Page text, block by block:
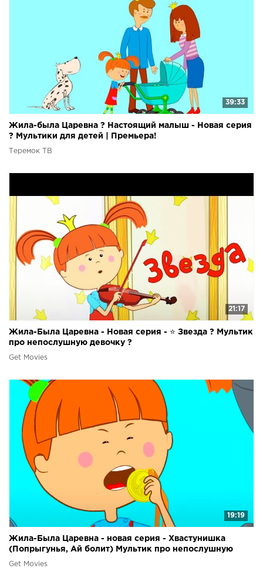
39:33
Жила-была Царевна ? Настоящий малыш - Новая серия
? Мультики для детей | Премьера!
Теремок ТВ
21:17
Жила-Была Царевна - Новая серия - ⭐ Звезда ? Мультик
про непослушную девочку ?
Get Movies
19:19
Жила-Была Царевна - новая серия - Хвастунишка
(Попрыгунья, Ай болит) Мультик про непослушную
девочку
Get Movies